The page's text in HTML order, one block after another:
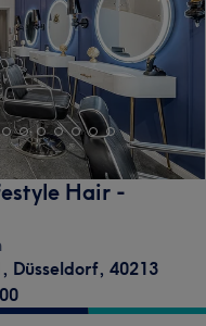
Hair -
, Düsseldorf, 40213